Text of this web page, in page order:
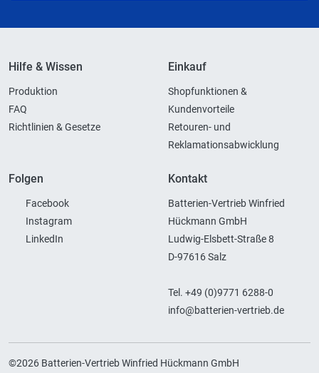
Hilfe & Wissen
Produktion
FAQ
Richtlinien & Gesetze
Einkauf
Shopfunktionen &
Kundenvorteile
Retouren- und
Reklamationsabwicklung
Folgen
Facebook
Instagram
LinkedIn
Kontakt
Batterien-Vertrieb Winfried
Hückmann GmbH
Ludwig-Elsbett-Straße 8
D-97616 Salz
Tel. +49 (0)9771 6288-0
info@batterien-vertrieb.de
©2026 Batterien-Vertrieb Winfried Hückmann GmbH